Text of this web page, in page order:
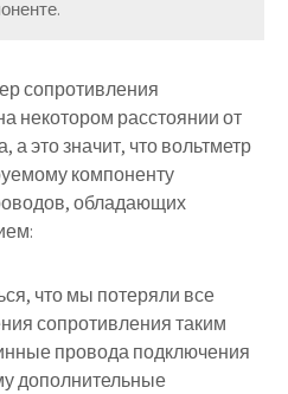
сопротивления
некотором расстоянии от
а это значит, что вольтметр
компоненту
обладающих
что мы потеряли все
сопротивления таким
провода подключения
дополнительные